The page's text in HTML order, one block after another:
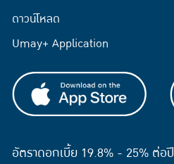
ดาวน์โหลด
Umay+ Application
อัตราดอกเบี้ย 19.8% - 25% ต่อปี